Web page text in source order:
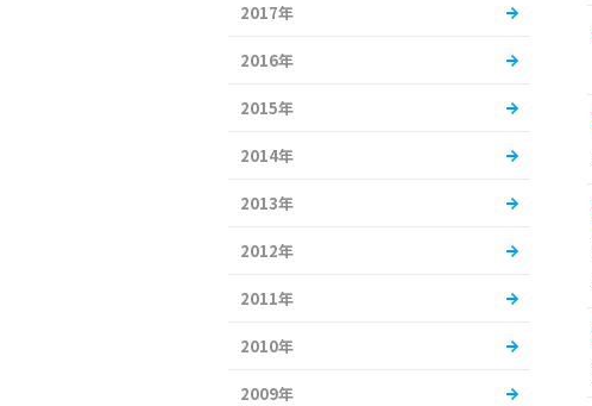
2017年
2016年
2015年
2014年
2013年
2012年
2011年
2010年
2009年